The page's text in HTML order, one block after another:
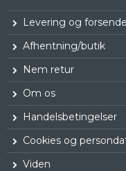
Levering og
Afhentning/butik
Nem retur
Om os
Handelsbetingelser
Cookies og
Viden